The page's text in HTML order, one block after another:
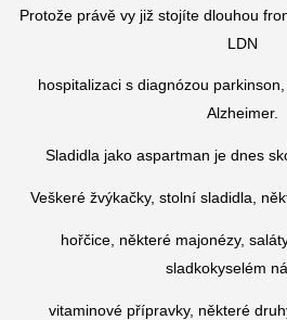
Protože právě vy již stojíte dlouhou
LDN
hospitalizaci s diagnózou
Alzheimer.
Sladidla jako aspartman je dnes
Veškeré žvýkačky, stolní sladidla,
hořčice, některé majonézy,
sladkokyselém
vitaminové přípravky, některé